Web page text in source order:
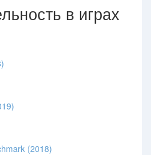
в играх
(2018)